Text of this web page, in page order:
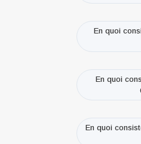
En quoi
En quoi
En quoi